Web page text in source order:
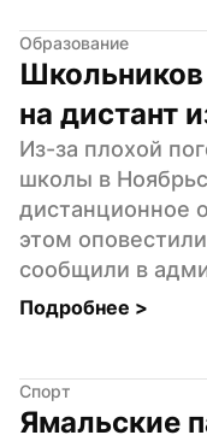
Образование
на дистант
Из-за плохой
школы в
дистанционное
этом
сообщили в
Подробнее >
Спорт
Ямальские